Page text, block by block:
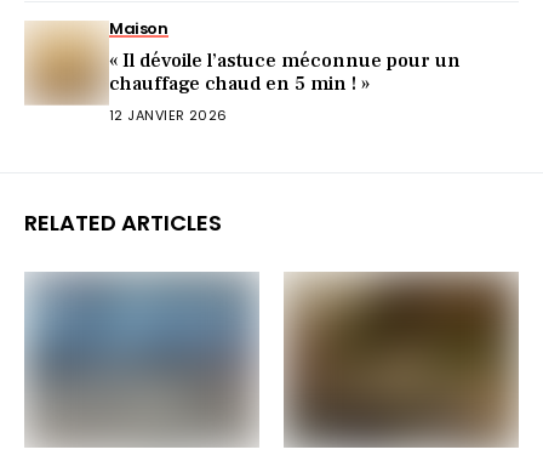
Maison
« Il dévoile l’astuce méconnue pour un
chauffage chaud en 5 min ! »
12 JANVIER 2026
RELATED ARTICLES